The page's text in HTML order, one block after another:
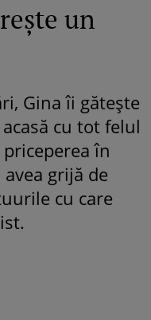
un
Gina îi gătește
cu tot felul
în
grijă de
cu care